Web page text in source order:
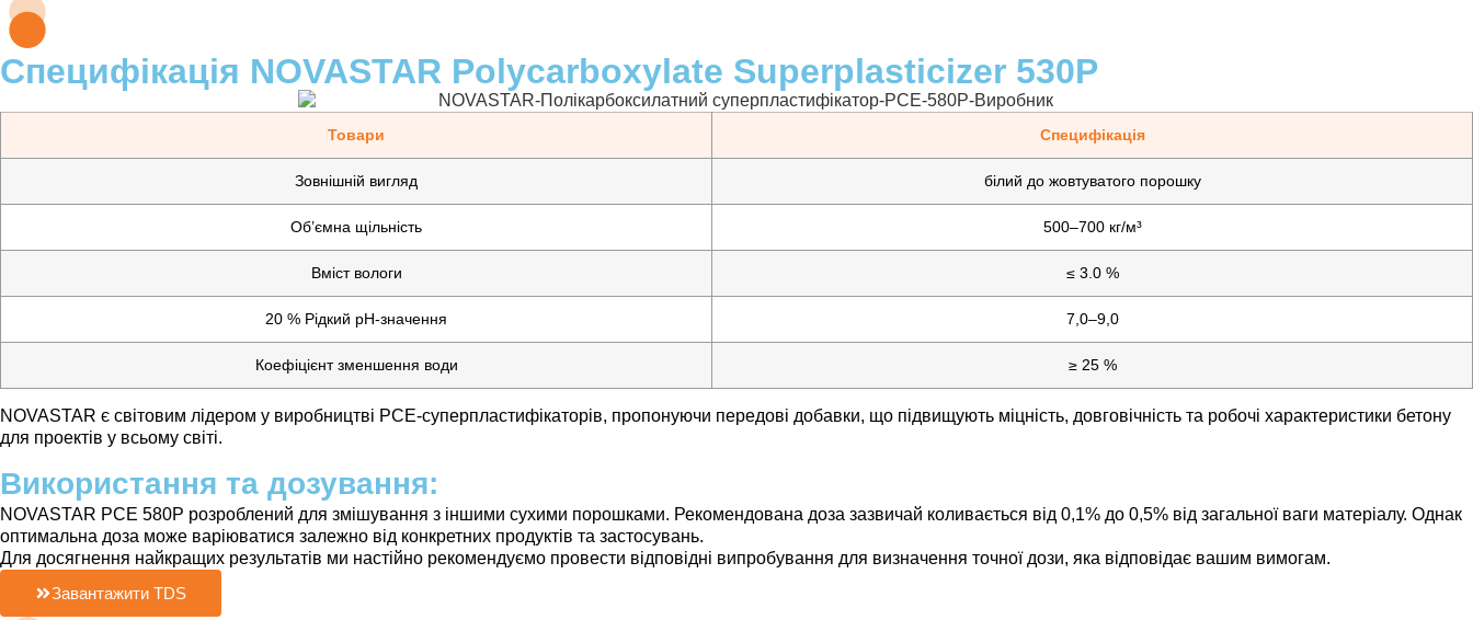
Специфікація NOVASTAR Polycarboxylate Superplasticizer 530P
Товари Специфікація
Зовнішній вигляд білий до жовтуватого порошку
Об’ємна щільність 500–700 кг/м³
Вміст вологи ≤ 3.0 %
20 % Рідкий pH-значення 7,0–9,0
Коефіцієнт зменшення води ≥ 25 %
NOVASTAR є світовим лідером у виробництві PCE-суперпластифікаторів, пропонуючи передові добавки, що підвищують міцність, довговічність та робочі характеристики бетону
для проектів у всьому світі.
Використання та дозування:
NOVASTAR PCE 580P розроблений для змішування з іншими сухими порошками. Рекомендована доза зазвичай коливається від 0,1% до 0,5% від загальної ваги матеріалу. Однак
оптимальна доза може варіюватися залежно від конкретних продуктів та застосувань.
Для досягнення найкращих результатів ми настійно рекомендуємо провести відповідні випробування для визначення точної дози, яка відповідає вашим вимогам.
Завантажити TDS